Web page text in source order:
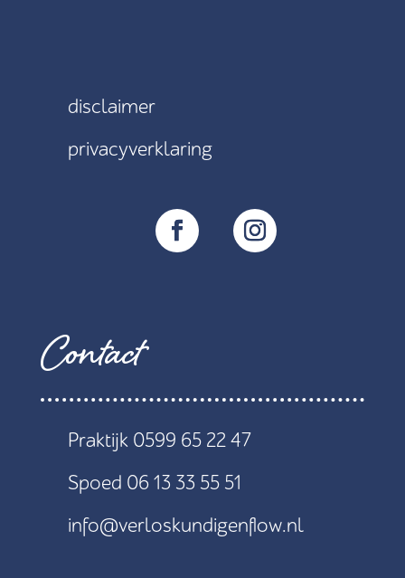
disclaimer
privacyverklaring
Contact
Praktijk 0599 65 22 47
Spoed 06 13 33 55 51
info@verloskundigenflow.nl